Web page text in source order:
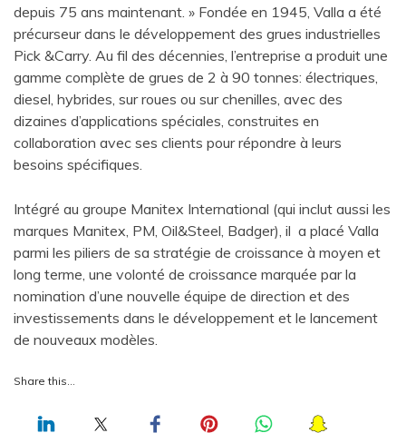
depuis 75 ans maintenant. » Fondée en 1945, Valla a été
précurseur dans le développement des grues industrielles
Pick &Carry. Au fil des décennies, l’entreprise a produit une
gamme complète de grues de 2 à 90 tonnes: électriques,
diesel, hybrides, sur roues ou sur chenilles, avec des
dizaines d’applications spéciales, construites en
collaboration avec ses clients pour répondre à leurs
besoins spécifiques.
Intégré au groupe Manitex International (qui inclut aussi les
marques Manitex, PM, Oil&Steel, Badger), il a placé Valla
parmi les piliers de sa stratégie de croissance à moyen et
long terme, une volonté de croissance marquée par la
nomination d’une nouvelle équipe de direction et des
investissements dans le développement et le lancement
de nouveaux modèles.
Share this…